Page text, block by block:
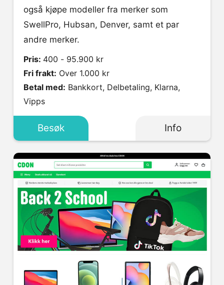
også kjøpe modeller fra merker som
SwellPro, Hubsan, Denver, samt et par
andre merker.
Pris: 400 - 95.900 kr
Fri frakt: Over 1.000 kr
Betal med:
Vipps
Besøk Info